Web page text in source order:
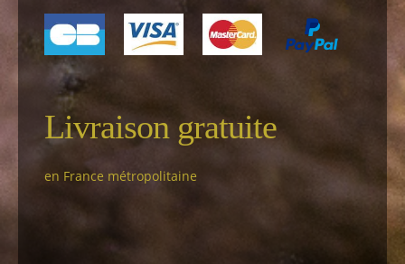
Livraison gratuite
en France métropolitaine